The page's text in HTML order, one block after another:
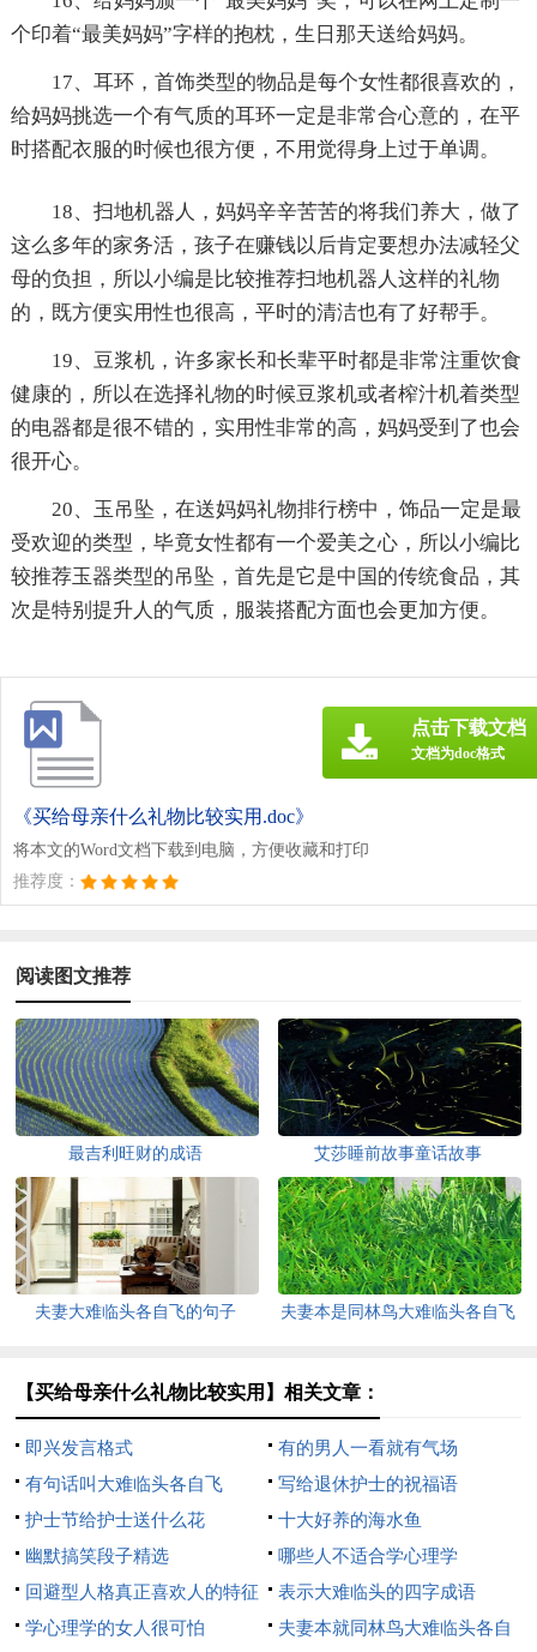
个印着“最美妈妈”字样的抱枕，生日那天送给妈妈。
17、耳环，首饰类型的物品是每个女性都很喜欢的，
给妈妈挑选一个有气质的耳环一定是非常合心意的，在平
时搭配衣服的时候也很方便，不用觉得身上过于单调。
18、扫地机器人，妈妈辛辛苦苦的将我们养大，做了
这么多年的家务活，孩子在赚钱以后肯定要想办法减轻父
母的负担，所以小编是比较推荐扫地机器人这样的礼物
的，既方便实用性也很高，平时的清洁也有了好帮手。
19、豆浆机，许多家长和长辈平时都是非常注重饮食
健康的，所以在选择礼物的时候豆浆机或者榨汁机着类型
的电器都是很不错的，实用性非常的高，妈妈受到了也会
很开心。
20、玉吊坠，在送妈妈礼物排行榜中，饰品一定是最
受欢迎的类型，毕竟女性都有一个爱美之心，所以小编比
较推荐玉器类型的吊坠，首先是它是中国的传统食品，其
次是特别提升人的气质，服装搭配方面也会更加方便。
《买给母亲什么礼物比较实用.doc》
将本文的Word文档下载到电脑，方便收藏和打印
推荐度：
点击下载文档
文档为doc格式
阅读图文推荐
最吉利旺财的成语 艾莎睡前故事童话故事
夫妻大难临头各自飞的句子 夫妻本是同林鸟大难临头各自飞
【买给母亲什么礼物比较实用】相关文章：
即兴发言格式
有的男人一看就有气场
有句话叫大难临头各自飞
写给退休护士的祝福语
护士节给护士送什么花
十大好养的海水鱼
幽默搞笑段子精选
哪些人不适合学心理学
回避型人格真正喜欢人的特征
表示大难临头的四字成语
学心理学的女人很可怕
夫妻本就同林鸟大难临头各自